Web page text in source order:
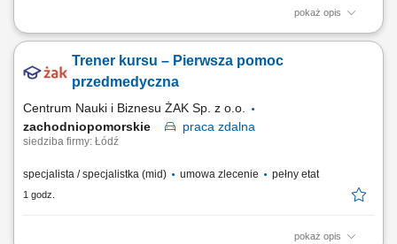
pokaż opis
Nazwa kursu: Pierwsza pomoc pediatryczna Czas trwania: 6 godzin
Trener kursu – Pierwsza pomoc
przedmedyczna
Centrum Nauki i Biznesu ŻAK Sp. z o.o.
zachodniopomorskie
praca zdalna
siedziba firmy: Łódź
specjalista / specjalistka (mid) umowa zlecenie pełny etat
1 godz.
pokaż opis